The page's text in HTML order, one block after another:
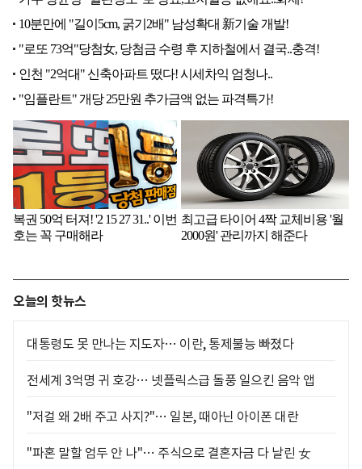
오늘의 핫뉴스
대통령도 못 만나는 지도자… 이란, 통제불능 빠졌다
전세계 3억명 귀 호강… 넷플릭스급 돌풍 일으킨 음악 앱
"저걸 왜 2배 주고 사지?"… 일본, 때아닌 아이폰 대란
"파혼 말할 엄두 안 나"… 주식으로 결혼자금 다 날린 女